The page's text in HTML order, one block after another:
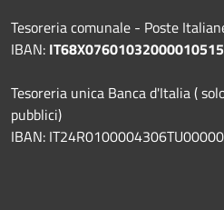
Tesoreria comunale - Poste
IBAN:
Tesoreria unica Banca d'Italia (
pubblici)
IBAN: